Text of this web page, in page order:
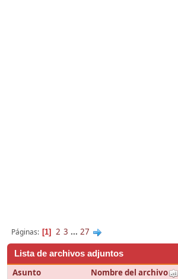
Páginas 1 2 3 ... 27
Lista de archivos adjuntos
Asunto
Nombre del archivo